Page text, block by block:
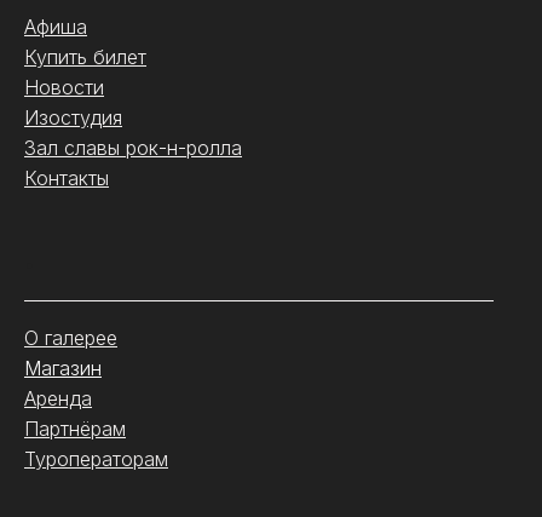
Афиша
Купить билет
Новости
Изостудия
Зал славы рок-н-ролла
Контакты
О галерее
Магазин
Аренда
Партнёрам
Туроператорам